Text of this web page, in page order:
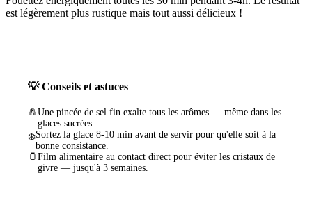
est légèrement plus rustique mais tout aussi délicieux !
💡 Conseils et astuces
🧂 Une pincée de sel fin exalte tous les arômes — même dans les
glaces sucrées.
❄️Sortez la glace 8-10 min avant de servir pour qu'elle soit à la
bonne consistance.
🫙 Film alimentaire au contact direct pour éviter les cristaux de
givre — jusqu'à 3 semaines.